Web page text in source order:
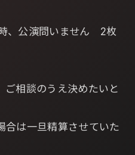
公演問いません 2枚
ご相談のうえ決めたいと
合は一旦精算させていた